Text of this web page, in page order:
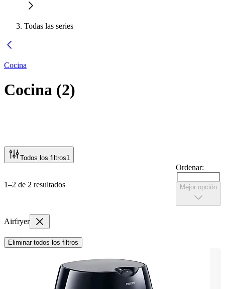
Todas las series
Cocina
Cocina (2)
Todos los filtros1
1–2 de 2 resultados
Ordenar:
Mejor opción
Airfryer
Eliminar todos los filtros